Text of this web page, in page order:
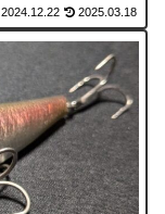
2024.12.22 2025.03.18